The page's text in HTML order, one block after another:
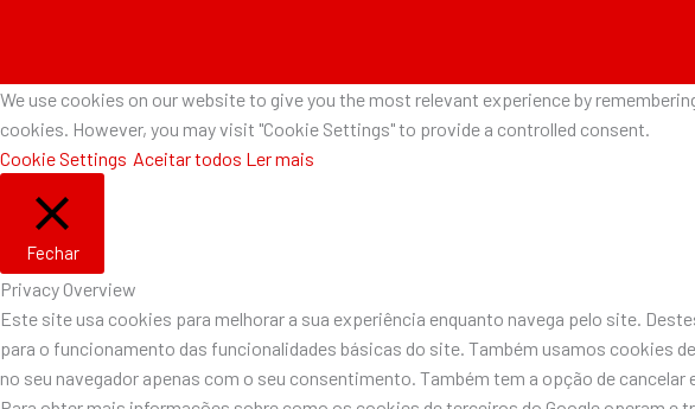
We use cookies on our website to give you the most relevant experience by
cookies. However, you may visit "Cookie Settings" to provide a controlled consent.
Cookie Settings Aceitar todos Ler mais
Fechar
Privacy Overview
Este site usa cookies para melhorar a sua experiência enquanto navega pelo site.
para o funcionamento das funcionalidades básicas do site. Também usamos cookies
no seu navegador apenas com o seu consentimento. Também tem a opção de